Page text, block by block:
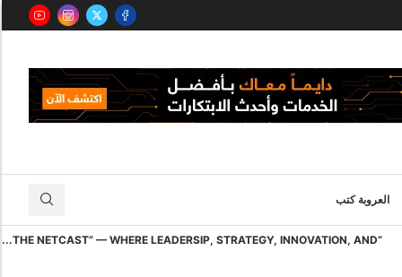
العروبة كتب
“THE NETCAST” — WHERE LEADERSIP, STRATEGY, INNOVATION, AND...